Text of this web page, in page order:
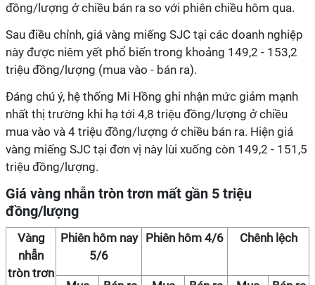
đồng/lượng ở chiều bán ra so với phiên chiều hôm qua.
Sau điều chỉnh, giá vàng miếng SJC tại các doanh nghiệp
này được niêm yết phổ biến trong khoảng 149,2 - 153,2
triệu đồng/lượng (mua vào - bán ra).
Đáng chú ý, hệ thống Mi Hồng ghi nhận mức giảm mạnh
nhất thị trường khi hạ tới 4,8 triệu đồng/lượng ở chiều
mua vào và 4 triệu đồng/lượng ở chiều bán ra. Hiện giá
vàng miếng SJC tại đơn vị này lùi xuống còn 149,2 - 151,5
triệu đồng/lượng.
Giá vàng nhẫn tròn trơn mất gần 5 triệu
đồng/lượng
Vàng
nhẫn
tròn trơn
Phiên hôm nay
5/6
Phiên hôm 4/6 Chênh lệch